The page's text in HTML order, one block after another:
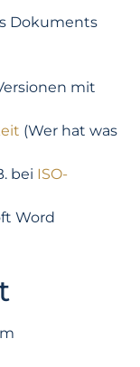
Dokuments
mit
(Wer hat was
bei ISO-
Word